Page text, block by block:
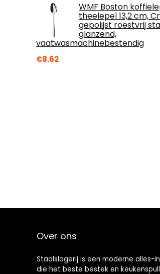
WMF Boston
theelepel 13,2 cm,
gepolijst roestvrij
glanzend,
vaatwasmachinebestendig
€8.62
Over ons
Staalslagerij is een moderne alles-
die het beste bestek en